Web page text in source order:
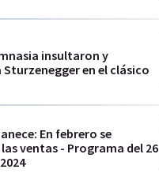
insultaron y
en el clásico
En febrero se
ventas - Programa del 26